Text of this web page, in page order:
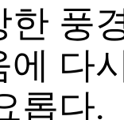
한 풍
에 다
롭다.